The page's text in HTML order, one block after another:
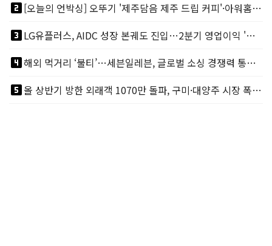
looks_two
[오늘의 언박싱] 오뚜기 '제주담음 제주 드립 커피'·아워홈 ‘갓석박지’ 外
looks_3
LG유플러스, AIDC 성장 본궤도 진입…2분기 영업이익 '역대 최대'
looks_4
해외 먹거리 ‘불티’…세븐일레븐, 글로벌 소싱 경쟁력 통했다
looks_5
올 상반기 방한 외래객 1070만 돌파, 구미·대양주 시장 폭발적 성장